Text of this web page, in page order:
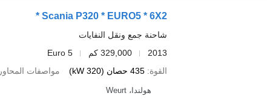
Scania P320 * EURO5 * 6X2 *
شاحنة جمع ونقل النفايات
2013
329,000 كم
Euro 5
القوة 435 حصان (320 kW) مواصفات المحاور
هولندا، Weurt